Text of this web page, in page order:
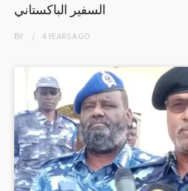
السفير الباكستاني
BY 4 YEARSAGO